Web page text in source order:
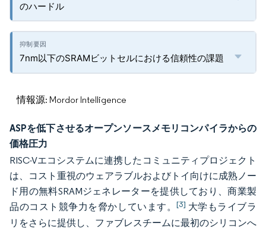
のハードル
7nm以下のSRAMビットセルにおける信頼性の課題
情報源: Mordor Intelligence
ASPを低下させるオープンソースメモリコンパイラからの
価格圧力
RISC-Vエコシステムに連携したコミュニティプロジェクト
は、コスト重視のウェアラブルおよびトイ向けに成熟ノー
ド用の無料SRAMジェネレーターを提供しており、商業製
品のコスト競争力を脅かしています。[3] 大学もライブラ
リをさらに提供し、ファブレスチームに最初のシリコンへ